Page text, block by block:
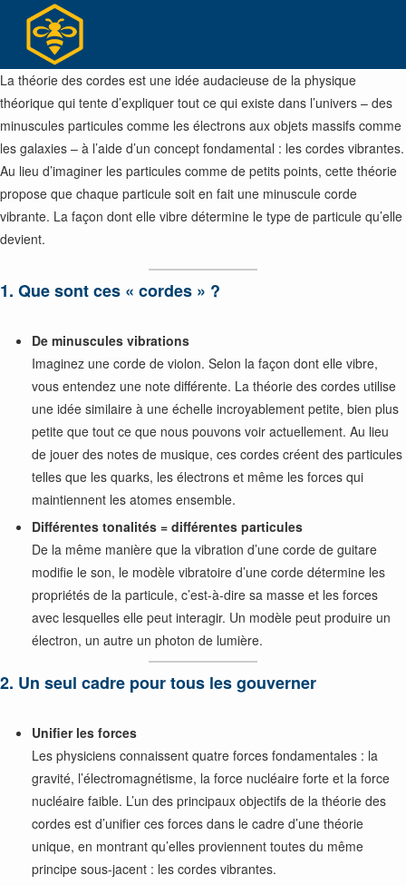
content
La théorie des cordes est une idée audacieuse de la physique
théorique qui tente d’expliquer tout ce qui existe dans l’univers – des
minuscules particules comme les électrons aux objets massifs comme
les galaxies – à l’aide d’un concept fondamental : les cordes vibrantes.
Au lieu d’imaginer les particules comme de petits points, cette théorie
propose que chaque particule soit en fait une minuscule corde
vibrante. La façon dont elle vibre détermine le type de particule qu’elle
devient.
1. Que sont ces « cordes » ?
De minuscules vibrations
Imaginez une corde de violon. Selon la façon dont elle vibre,
vous entendez une note différente. La théorie des cordes utilise
une idée similaire à une échelle incroyablement petite, bien plus
petite que tout ce que nous pouvons voir actuellement. Au lieu
de jouer des notes de musique, ces cordes créent des particules
telles que les quarks, les électrons et même les forces qui
maintiennent les atomes ensemble.
Différentes tonalités = différentes particules
De la même manière que la vibration d’une corde de guitare
modifie le son, le modèle vibratoire d’une corde détermine les
propriétés de la particule, c’est-à-dire sa masse et les forces
avec lesquelles elle peut interagir. Un modèle peut produire un
électron, un autre un photon de lumière.
2. Un seul cadre pour tous les gouverner
Unifier les forces
Les physiciens connaissent quatre forces fondamentales : la
gravité, l’électromagnétisme, la force nucléaire forte et la force
nucléaire faible. L’un des principaux objectifs de la théorie des
cordes est d’unifier ces forces dans le cadre d’une théorie
unique, en montrant qu’elles proviennent toutes du même
principe sous-jacent : les cordes vibrantes.